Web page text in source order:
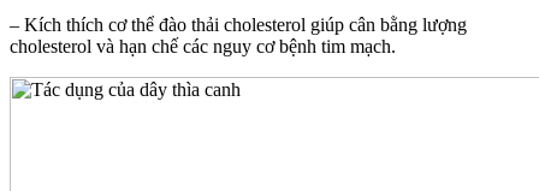
– Kích thích cơ thể đào thải cholesterol giúp cân bằng lượng
cholesterol và hạn chế các nguy cơ bệnh tim mạch.